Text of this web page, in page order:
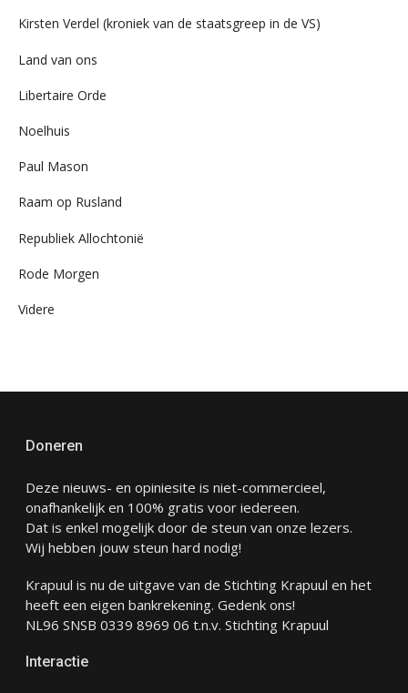
Kirsten Verdel (kroniek van de staatsgreep in de VS)
Land van ons
Libertaire Orde
Noelhuis
Paul Mason
Raam op Rusland
Republiek Allochtonië
Rode Morgen
Videre
Doneren
Deze nieuws- en opiniesite is niet-commercieel,
onafhankelijk en 100% gratis voor iedereen.
Dat is enkel mogelijk door de steun van onze lezers.
Wij hebben jouw steun hard nodig!
Krapuul is nu de uitgave van de Stichting Krapuul en het
heeft een eigen bankrekening. Gedenk ons!
NL96 SNSB 0339 8969 06 t.n.v. Stichting Krapuul
Interactie